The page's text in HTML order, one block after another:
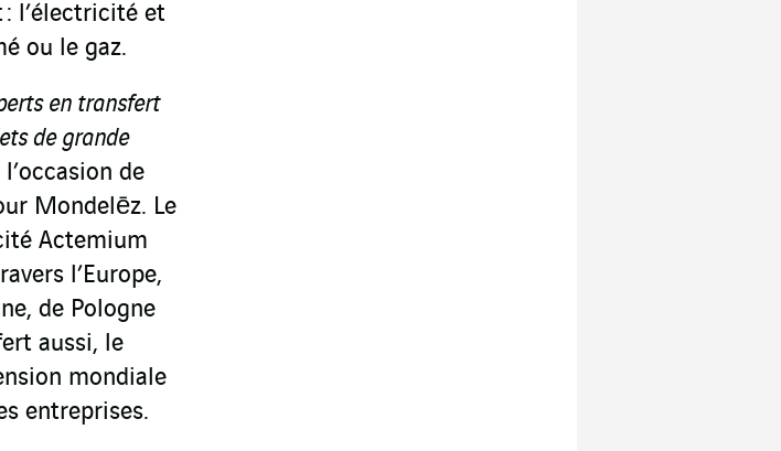
: l’électricité et
ou le gaz.
en transfert
de grande
de
Mondelēz. Le
Actemium
l’Europe,
de Pologne
aussi, le
mondiale
entreprises.